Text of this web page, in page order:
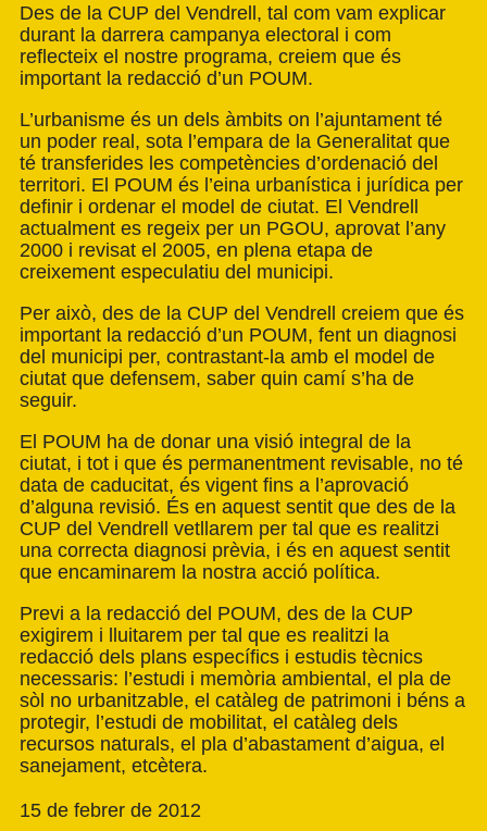
Des de la CUP del Vendrell, tal com vam explicar
durant la darrera campanya electoral i com
reflecteix el nostre programa, creiem que és
important la redacció d’un POUM.
L’urbanisme és un dels àmbits on l’ajuntament té
un poder real, sota l’empara de la Generalitat que
té transferides les competències d’ordenació del
territori. El POUM és l’eina urbanística i jurídica per
definir i ordenar el model de ciutat. El Vendrell
actualment es regeix per un PGOU, aprovat l’any
2000 i revisat el 2005, en plena etapa de
creixement especulatiu del municipi.
Per això, des de la CUP del Vendrell creiem que és
important la redacció d’un POUM, fent un diagnosi
del municipi per, contrastant-la amb el model de
ciutat que defensem, saber quin camí s’ha de
seguir.
El POUM ha de donar una visió integral de la
ciutat, i tot i que és permanentment revisable, no té
data de caducitat, és vigent fins a l’aprovació
d’alguna revisió. És en aquest sentit que des de la
CUP del Vendrell vetllarem per tal que es realitzi
una correcta diagnosi prèvia, i és en aquest sentit
que encaminarem la nostra acció política.
Previ a la redacció del POUM, des de la CUP
exigirem i lluitarem per tal que es realitzi la
redacció dels plans específics i estudis tècnics
necessaris: l’estudi i memòria ambiental, el pla de
sòl no urbanitzable, el catàleg de patrimoni i béns a
protegir, l’estudi de mobilitat, el catàleg dels
recursos naturals, el pla d’abastament d’aigua, el
sanejament, etcètera.
15 de febrer de 2012